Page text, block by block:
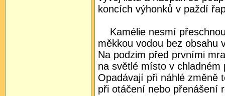
koncích výhonků v paždí
Kamélie nesmí
měkkou vodou bez obsahu
Na podzim před prvními
na světlé místo v chladném
Opadávají při náhlé změně
při otáčení nebo přenášení